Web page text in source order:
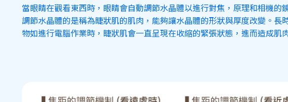
當眼睛在觀看東西時，眼睛會自動調節水晶體以進行對焦，原理和相機的
調節水晶體的是稱為睫狀肌的肌肉，能夠讓水晶體的形狀與厚度改變。長
物如進行電腦作業時，睫狀肌會一直呈現在收縮的緊張狀態，進而造成肌